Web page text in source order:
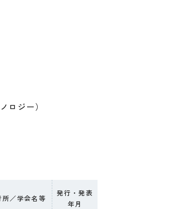
ロジー）
／学会名等
発行・発表
年月